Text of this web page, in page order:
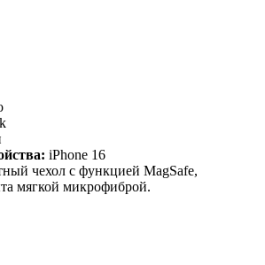
iPhone 16
чехол с функцией MagSafe,
мягкой микрофиброй.